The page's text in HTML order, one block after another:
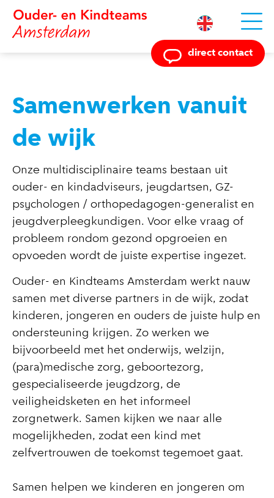
Powered by
direct contact
Samenwerken vanuit
de wijk
Onze multidisciplinaire teams bestaan uit
ouder- en kindadviseurs, jeugdartsen, GZ-
psychologen / orthopedagogen-generalist en
jeugdverpleegkundigen. Voor elke vraag of
probleem rondom gezond opgroeien en
opvoeden wordt de juiste expertise ingezet.
Ouder- en Kindteams Amsterdam werkt nauw
samen met diverse partners in de wijk, zodat
kinderen, jongeren en ouders de juiste hulp en
ondersteuning krijgen. Zo werken we
bijvoorbeeld met het onderwijs, welzijn,
(para)medische zorg, geboortezorg,
gespecialiseerde jeugdzorg, de
veiligheidsketen en het informeel
zorgnetwerk. Samen kijken we naar alle
mogelijkheden, zodat een kind met
zelfvertrouwen de toekomst tegemoet gaat.
Samen helpen we kinderen en jongeren om